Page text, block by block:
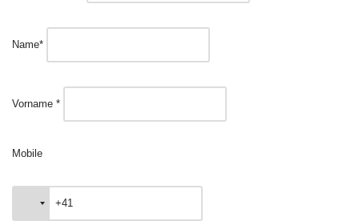
Name*
Vorname *
Mobile